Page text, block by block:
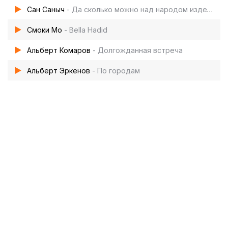
Сан Саныч - Да сколько можно над народом издеваться
Смоки Мо - Bella Hadid
Альберт Комаров - Долгожданная встреча
Альберт Эркенов - По городам